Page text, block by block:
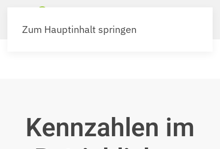
Zum Hauptinhalt springen
Kennzahlen im